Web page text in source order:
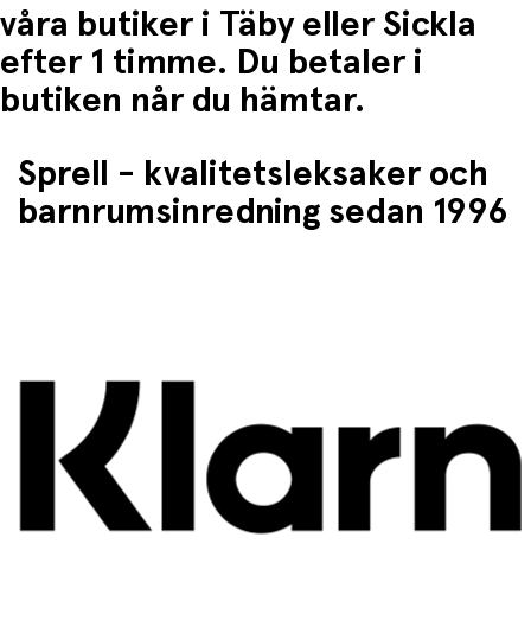
våra butiker i Täby eller Sickla
efter 1 timme. Du betaler i
butiken når du hämtar.
Sprell - kvalitetsleksaker och
barnrumsinredning sedan 1996